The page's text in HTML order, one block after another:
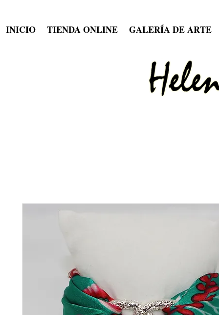
INICIO TIENDA ONLINE GALERÍA DE ARTE